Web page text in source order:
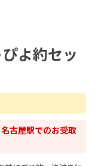
よ約セッ
古屋駅でのお受取